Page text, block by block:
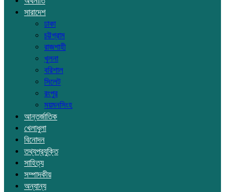
সারাদেশ
ঢাকা
চট্টগ্রাম
রাজশাহী
খুলনা
বরিশাল
সিলেট
রংপুর
ময়মনসিংহ
আন্তর্জাতিক
খেলাধুলা
বিনোদন
তথ্যপ্রযুক্তি
সাহিত্য
সম্পাদকীয়
অন্যান্য